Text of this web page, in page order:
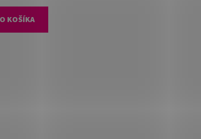
KOŠÍKA